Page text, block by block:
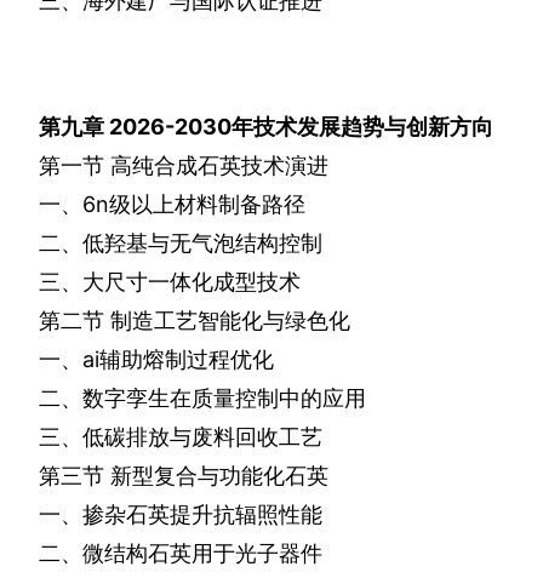
第九章 2026-2030年技术发展趋势与创新方向
第一节 高纯合成石英技术演进
一、 6n级以上材料制备路径
二、低羟基与无气泡结构控制
三、大尺寸一体化成型技术
第二节 制造工艺智能化与绿色化
一、 ai辅助熔制过程优化
二、数字孪生在质量控制中的应用
三、低碳排放与废料回收工艺
第三节 新型复合与功能化石英
一、掺杂石英提升抗辐照性能
二、微结构石英用于光子器件